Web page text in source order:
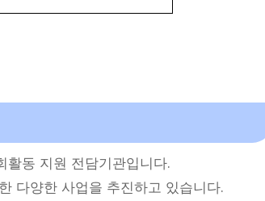
활동 지원 전담기관입니다.
다양한 사업을 추진하고 있습니다.